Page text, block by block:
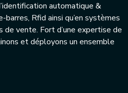
automatique &
Rfid ainsi qu’en systèmes
de vente. Fort d’une expertise de
et déployons un ensemble